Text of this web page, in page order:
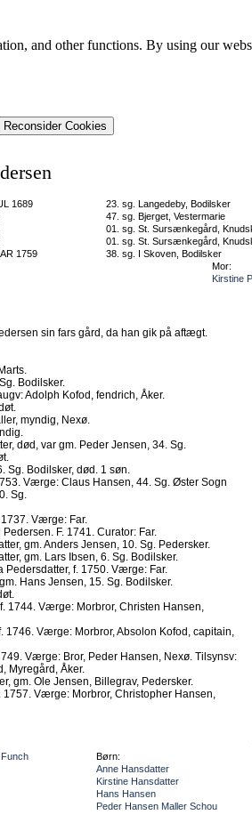
and other functions. By using our
Reconsider Cookies
1689
23. sg. Langedeby, Bodilsker
47. sg. Bjerget, Vestermarie
01. sg. St. Sursænkegård,
01. sg. St. Sursænkegård,
1759
38. sg. I Skoven, Bodilsker
Mor:
Kirstine
sin fars gård, da han gik på aftægt.
Bodilsker.
Adolph Kofod, fendrich, Åker.
myndig, Nexø.
død, var gm. Peder Jensen, 34. Sg.
Sg. Bodilsker, død. 1 søn.
Værge: Claus Hansen, 44. Sg. Øster Sogn
Sg.
Værge: Far.
F. 1741. Curator: Far.
gm. Anders Jensen, 10. Sg. Pedersker.
gm. Lars Ibsen, 6. Sg. Bodilsker.
Pedersdatter, f. 1750. Værge: Far.
Hans Jensen, 15. Sg. Bodilsker.
1744. Værge: Morbror, Christen Hansen,
1746. Værge: Morbror, Absolon Kofod, capitain,
Værge: Bror, Peder Hansen, Nexø. Tilsynsv:
Myregård, Åker.
gm. Ole Jensen, Billegrav, Pedersker.
1757. Værge: Morbror, Christopher Hansen,
Børn:
Anne Hansdatter
Kirstine Hansdatter
Hans Hansen
Peder Hansen Maller Schou